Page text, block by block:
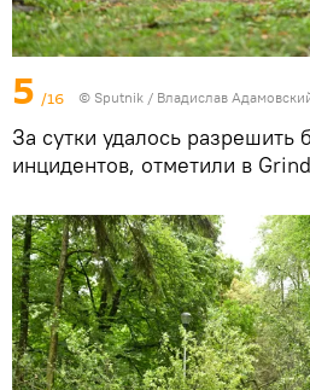
5 /16 © Sputnik / Владислав
За сутки удалось разрешить
инцидентов, отметили в